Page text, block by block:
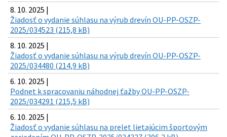
8. 10. 2025 |
Žiadosť o vydanie súhlasu na výrub drevín OU-PP-OSZP-
2025/034523 (215,8 kB)
8. 10. 2025 |
Žiadosť o vydanie súhlasu na výrub drevín OU-PP-OSZP-
2025/034480 (214,9 kB)
6. 10. 2025 |
Podnet k spracovaniu náhodnej ťažby OU-PP-OSZP-
2025/034291 (215,5 kB)
6. 10. 2025 |
Žiadosť o vydanie súhlasu na prelet lietajúcim športovým